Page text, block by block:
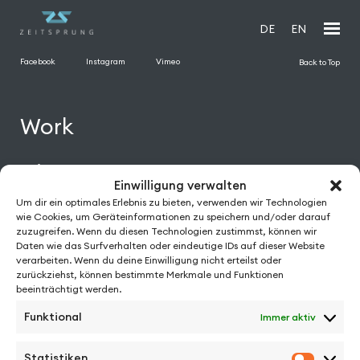
Einwilligung verwalten
Um dir ein optimales Erlebnis zu bieten, verwenden wir Technologien
wie Cookies, um Geräteinformationen zu speichern und/oder darauf
zuzugreifen. Wenn du diesen Technologien zustimmst, können wir
Daten wie das Surfverhalten oder eindeutige IDs auf dieser Website
verarbeiten. Wenn du deine Einwilligung nicht erteilst oder
zurückziehst, können bestimmte Merkmale und Funktionen
beeinträchtigt werden.
Funktional Immer aktiv
DE EN
Facebook Instagram Vimeo Back to Top
Work
Directors
News
About
Contact